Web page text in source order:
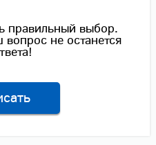
правильный выбор.
не останется